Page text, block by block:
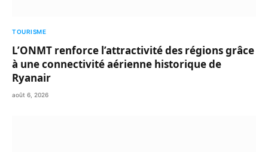
TOURISME
L’ONMT renforce l’attractivité des régions grâce
à une connectivité aérienne historique de
Ryanair
août 6, 2026